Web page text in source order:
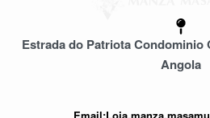
Estrada do Patriota Condominio
Angola